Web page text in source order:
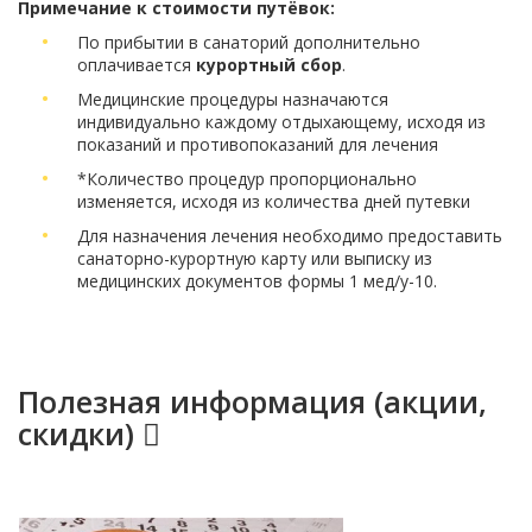
Примечание к стоимости путёвок:
По прибытии в санаторий дополнительно
оплачивается курортный сбор.
Медицинские процедуры назначаются
индивидуально каждому отдыхающему, исходя из
показаний и противопоказаний для лечения
*Количество процедур пропорционально
изменяется, исходя из количества дней путевки
Для назначения лечения необходимо предоставить
санаторно-курортную карту или выписку из
медицинских документов формы 1 мед/у-10.
Полезная информация (акции,
скидки)